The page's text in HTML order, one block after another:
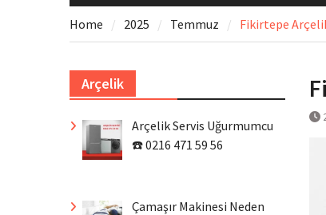
Home 2025 Temmuz Fikirtepe
Arçelik
Arçelik Servis Uğurmumcu
☎️ 0216 471 59 56
Çamaşır Makinesi Neden